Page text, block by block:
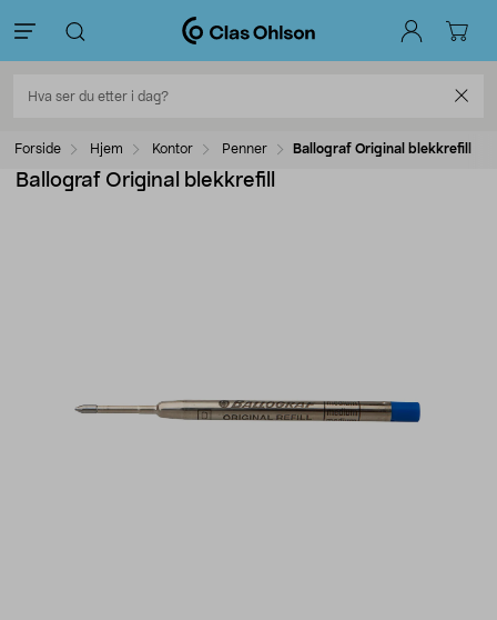
Forside Hjem Kontor Penner Ballograf Original blekkrefill
Ballograf Original blekkrefill